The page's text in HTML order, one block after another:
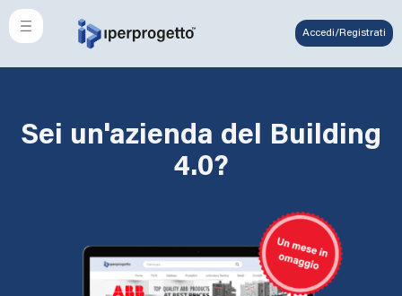
Accedi/Registrati
Sei un'azienda del Building
4.0?